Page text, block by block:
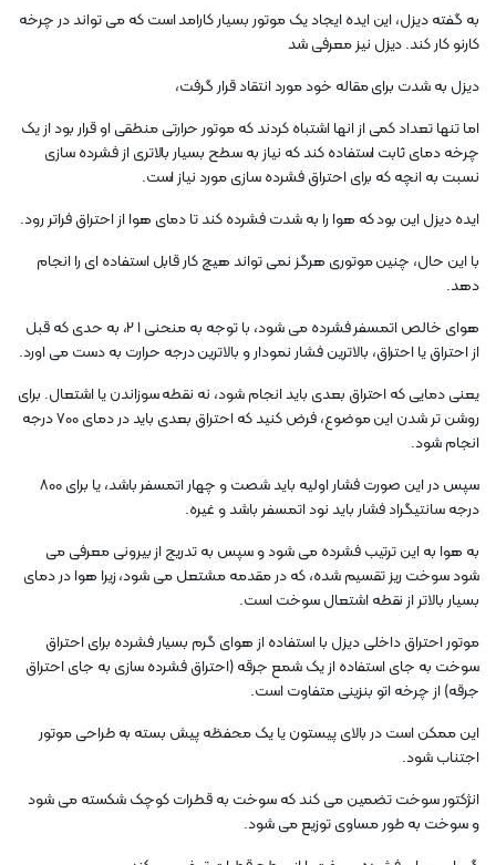
به گفته دیزل، این ایده ایجاد یک موتور بسیار کارامد است که می تواند در چرخه
کارنو کار کند. دیزل نیز معرفی شد
دیزل به شدت برای مقاله خود مورد انتقاد قرار گرفت،
اما تنها تعداد کمی از انها اشتباه کردند که موتور حرارتی منطقی او قرار بود از یک
چرخه دمای ثابت استفاده کند که نیاز به سطح بسیار بالاتری از فشرده سازی
نسبت به انچه که برای احتراق فشرده سازی مورد نیاز است.
ایده دیزل این بود که هوا را به شدت فشرده کند تا دمای هوا از احتراق فراتر رود.
با این حال، چنین موتوری هرگز نمی تواند هیچ کار قابل استفاده ای را انجام
دهد.
هوای خالص اتمسفر فشرده می شود، با توجه به منحنی 1 2، به حدی که قبل
از احتراق یا احتراق، بالاترین فشار نمودار و بالاترین درجه حرارت به دست می اورد.
یعنی دمایی که احتراق بعدی باید انجام شود، نه نقطه سوزاندن یا اشتعال. برای
روشن تر شدن این موضوع، فرض کنید که احتراق بعدی باید در دمای 700 درجه
انجام شود.
سپس در این صورت فشار اولیه باید شصت و چهار اتمسفر باشد، یا برای 800
درجه سانتیگراد فشار باید نود اتمسفر باشد و غیره.
به هوا به این ترتیب فشرده می شود و سپس به تدریج از بیرونی معرفی می
شود سوخت ریز تقسیم شده، که در مقدمه مشتعل می شود، زیرا هوا در دمای
بسیار بالاتر از نقطه اشتعال سوخت است.
موتور احتراق داخلی دیزل با استفاده از هوای گرم بسیار فشرده برای احتراق
سوخت به جای استفاده از یک شمع جرقه (احتراق فشرده سازی به جای احتراق
جرقه) از چرخه اتو بنزینی متفاوت است.
این ممکن است در بالای پیستون یا یک محفظه پیش بسته به طراحی موتور
اجتناب شود.
انژکتور سوخت تضمین می کند که سوخت به قطرات کوچک شکسته می شود
و سوخت به طور مساوی توزیع می شود.